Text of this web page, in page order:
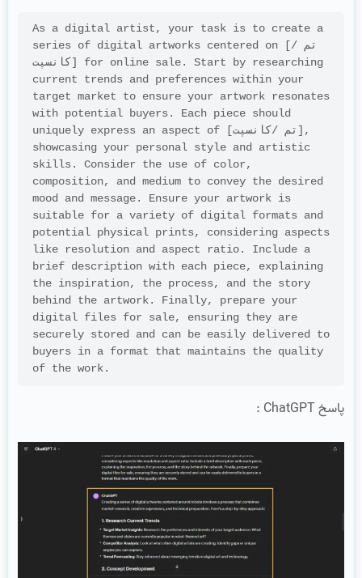
As a digital artist, your task is to create a
series of digital artworks centered on [تم /
کانسپت] for online sale. Start by researching
current trends and preferences within your
target market to ensure your artwork resonates
with potential buyers. Each piece should
uniquely express an aspect of [تم /کانسپت],
showcasing your personal style and artistic
skills. Consider the use of color,
composition, and medium to convey the desired
mood and message. Ensure your artwork is
suitable for a variety of digital formats and
potential physical prints, considering aspects
like resolution and aspect ratio. Include a
brief description with each piece, explaining
the inspiration, the process, and the story
behind the artwork. Finally, prepare your
digital files for sale, ensuring they are
securely stored and can be easily delivered to
buyers in a format that maintains the quality
of the work.
پاسخ ChatGPT :